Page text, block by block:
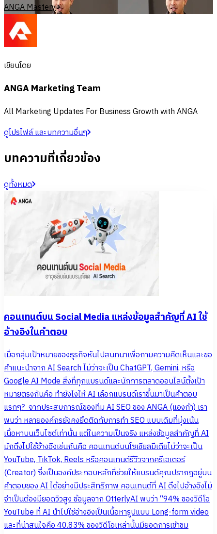
ANGA Mastery
เขียนโดย
ANGA Marketing Team
All Marketing Updates For Business Growth with ANGA
ดูโปรไฟล์ และบทความอื่นๆ
บทความที่เกี่ยวข้อง
ดูทั้งหมด
คอนเทนต์บน Social Media แหล่งข้อมูลสำคัญที่ AI ใช้
อ้างอิงในคำตอบ
เมื่อกลุ่มเป้าหมายของธุรกิจหันไปสนทนาเพื่อถามความคิดเห็นและขอ
คำแนะนำจาก AI Search ไม่ว่าจะเป็น ChatGPT, Gemini, หรือ
Google AI Mode สิ่งที่ทุกแบรนด์และนักการตลาดออนไลน์ตั้งเป้า
หมายตรงกันคือ ทำยังไงให้ AI เลือกแบรนด์เราขึ้นมาเป็นคำตอบ
แรกๆ? จากประสบการณ์ของทีม AI SEO ของ ANGA (แองก้า) เรา
พบว่า หลายองค์กรยังคงยึดติดกับการทำ SEO แบบเดิมที่มุ่งเน้น
เนื้อหาบนเว็บไซต์เท่านั้น แต่ในความเป็นจริง แหล่งข้อมูลสำคัญที่ AI
มักดึงไปใช้อ้างอิงเช่นกันคือ คอนเทนต์บนโซเชียลมีเดียไม่ว่าจะเป็น
YouTube, TikTok, Reels หรือคอนเทนต์รีวิวจากครีเอเตอร์
(Creator) ซึ่งเป็นองค์ประกอบหลักที่ช่วยให้แบรนด์คุณปรากฏอยู่บน
คำตอบของ AI ได้อย่างมีประสิทธิภาพ คอนเทนต์ที่ AI ดึงไปอ้างอิงไม่
จำเป็นต้องมียอดวิวสูง ข้อมูลจาก OtterlyAI พบว่า “94% ของวิดีโอ
YouTube ที่ AI นำไปใช้อ้างอิงเป็นเนื้อหารูปแบบ Long-form video
และที่น่าสนใจคือ 40.83% ของวิดีโอเหล่านั้นมียอดการเข้าชม